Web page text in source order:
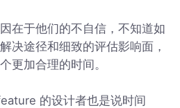
在于他们的不自信，不知道如
决途径和细致的评估影响面，
更加合理的时间。
的设计者也是说时间